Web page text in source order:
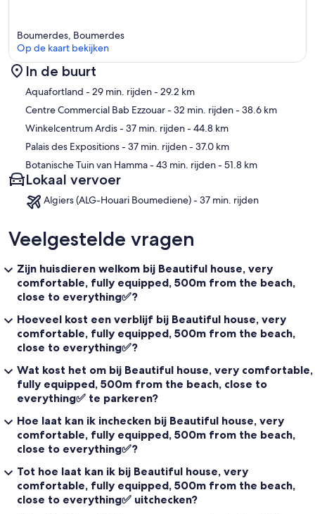
Kaart
Boumerdes, Boumerdes
Op de kaart bekijken
In de buurt
Aquafortland - 29 min. rijden- 29.2 km
Centre Commercial Bab Ezzouar- 32 min. rijden- 38.6 km
Winkelcentrum Ardis- 37 min. rijden- 44.8 km
Palais des Expositions- 37 min. rijden- 37.0 km
Botanische Tuin van Hamma- 43 min. rijden- 51.8 km
Lokaal vervoer
Algiers (ALG-Houari Boumediene) - 37 min. rijden
Veelgestelde vragen
Zijn huisdieren welkom bij Beautiful house, very
comfortable, fully equipped, 500m from the beach,
close to everything✅?
Hoeveel kost een verblijf bij Beautiful house, very
comfortable, fully equipped, 500m from the beach,
close to everything✅?
Wat kost het om bij Beautiful house, very comfortable,
fully equipped, 500m from the beach, close to
everything✅ te parkeren?
Hoe laat kan ik inchecken bij Beautiful house, very
comfortable, fully equipped, 500m from the beach,
close to everything✅?
Tot hoe laat kan ik bij Beautiful house, very
comfortable, fully equipped, 500m from the beach,
close to everything✅ uitchecken?